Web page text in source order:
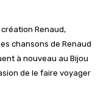
Renaud,
chansons de Renaud
à nouveau au Bijou
de le faire voyager